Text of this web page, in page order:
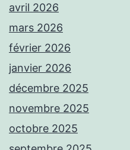
avril 2026
mars 2026
février 2026
janvier 2026
décembre 2025
novembre 2025
octobre 2025